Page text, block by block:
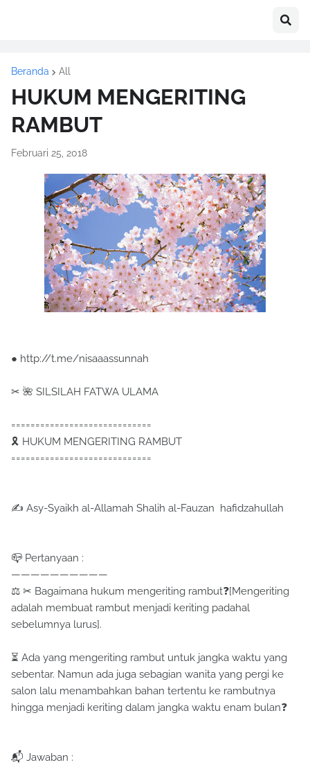
Beranda All
HUKUM MENGERITING
RAMBUT
Februari 25, 2018
● http://t.me/nisaaassunnah
✂ 🌺 SILSILAH FATWA ULAMA
=============================
🎗 HUKUM MENGERITING RAMBUT
=============================
✍ Asy-Syaikh al-Allamah Shalih al-Fauzan hafidzahullah
📪 Pertanyaan :
——————————
⚖ ✂ Bagaimana hukum mengeriting rambut❓[Mengeriting
adalah membuat rambut menjadi keriting padahal
sebelumnya lurus].
⏳ Ada yang mengeriting rambut untuk jangka waktu yang
sebentar. Namun ada juga sebagian wanita yang pergi ke
salon lalu menambahkan bahan tertentu ke rambutnya
hingga menjadi keriting dalam jangka waktu enam bulan❓
📬 Jawaban :